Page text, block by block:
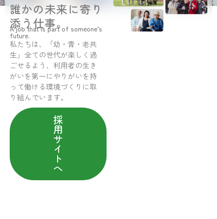
誰かの未来に寄り
添う仕事。
A job that is part of someone’s
future.
私たちは、「幼・青・老共
生」全ての世代が楽しく過
ごせるよう、利用者の生き
がいを第一にやりがいを持
って働ける環境づくりに取
り組んでいます。
採
用
サ
イ
ト
へ